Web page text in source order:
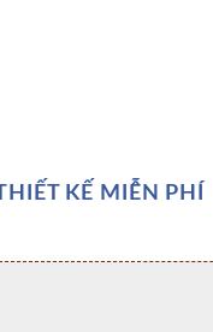
KẾ MIỄN PHÍ